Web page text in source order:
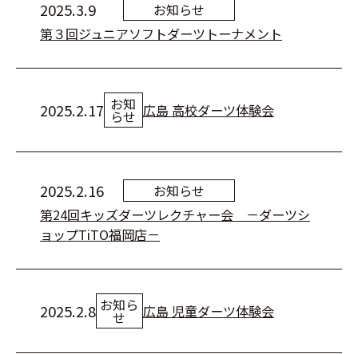
2025.3.9
お知らせ
第３回ジュニアソフトダーツトーナメント
2025.2.17 お知
らせ 広島 高校ダーツ体験会
2025.2.16
お知らせ
第24回キッズダーツレクチャー会 －ダーツシ
ョップTiTO福岡店－
2025.2.8 お知ら
せ 広島 児童ダーツ体験会